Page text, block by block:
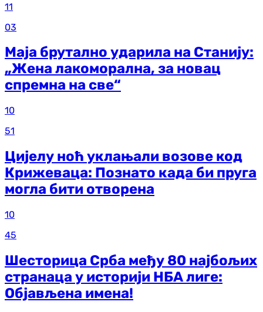
11
03
Маја брутално ударила на Станију:
„Жена лакоморална, за новац
спремна на све“
10
51
Цијелу ноћ уклањали возове код
Крижеваца: Познато када би пруга
могла бити отворена
10
45
Шесторица Срба међу 80 најбољих
странаца у историји НБА лиге:
Објављена имена!